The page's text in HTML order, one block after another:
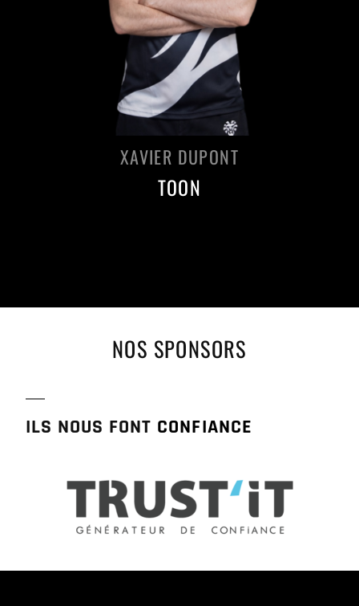
XAVIER DUPONT
TOON
NOS SPONSORS
ILS NOUS FONT CONFIANCE